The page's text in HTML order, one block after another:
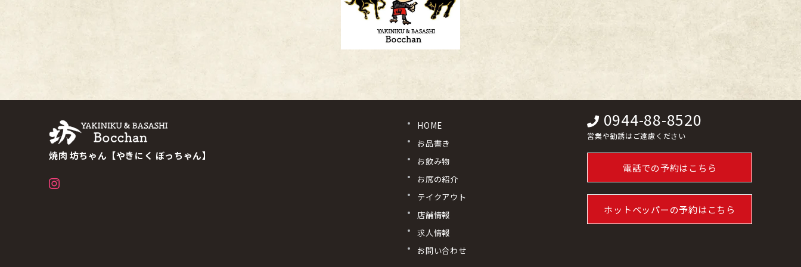
焼肉 坊ちゃん【やきにく ぼっちゃん】
HOME
お品書き
お飲み物
お席の紹介
テイクアウト
店舗情報
求人情報
お問い合わせ
0944-88-8520
営業や勧誘はご遠慮ください
電話での予約はこちら
ホットペッパーの予約はこちら